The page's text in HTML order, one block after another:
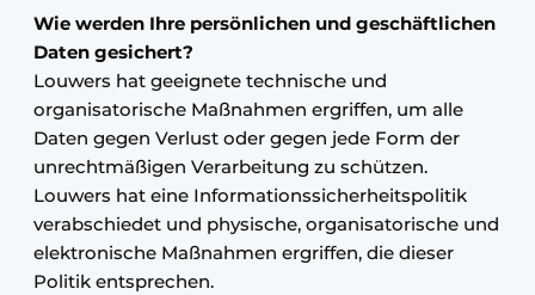
Wie werden Ihre persönlichen und geschäftlichen
Daten gesichert?
Louwers hat geeignete technische und
organisatorische Maßnahmen ergriffen, um alle
Daten gegen Verlust oder gegen jede Form der
unrechtmäßigen Verarbeitung zu schützen.
Louwers hat eine Informationssicherheitspolitik
verabschiedet und physische, organisatorische und
elektronische Maßnahmen ergriffen, die dieser
Politik entsprechen.